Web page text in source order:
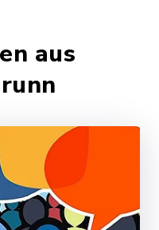
aus